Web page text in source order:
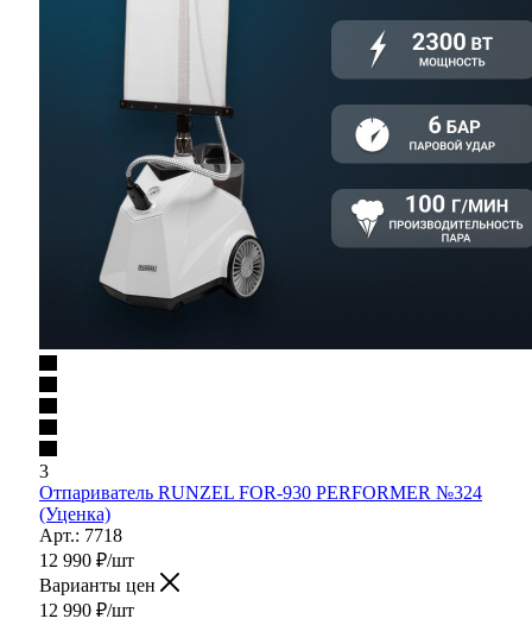
3
Отпариватель RUNZEL FOR-930 PERFORMER №324
(Уценка)
Арт.: 7718
12 990 ₽/шт
Варианты цен
12 990 ₽/шт